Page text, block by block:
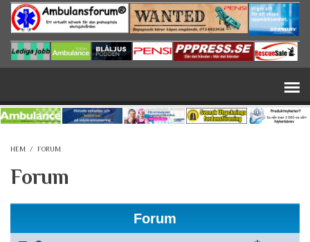
Hoppa till huvudinnehåll
HEM / FORUM
Forum